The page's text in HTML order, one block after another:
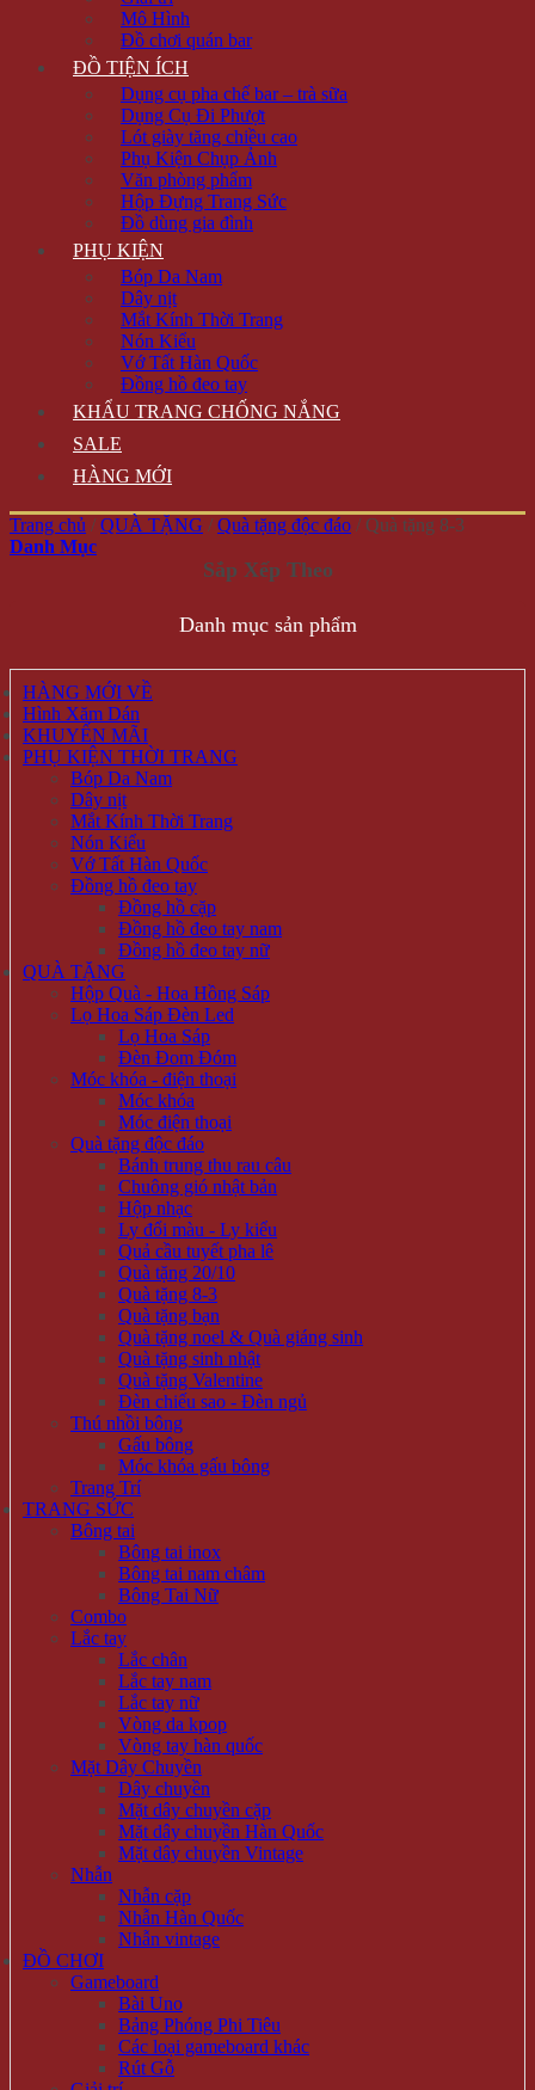
Mô Hình
Đồ chơi quán bar
ĐỒ TIỆN ÍCH
Dụng cụ pha chế bar – trà sữa
Dụng Cụ Đi Phượt
Lót giày tăng chiều cao
Phụ Kiện Chụp Ảnh
Văn phòng phẩm
Hộp Đựng Trang Sức
Đồ dùng gia đình
PHỤ KIỆN
Bóp Da Nam
Dây nịt
Mắt Kính Thời Trang
Nón Kiểu
Vớ Tất Hàn Quốc
Đồng hồ đeo tay
KHẨU TRANG CHỐNG NẮNG
SALE
HÀNG MỚI
Trang chủ / QUÀ TẶNG / Quà tặng độc đáo / Quà tặng 8-3
Danh Mục
Danh mục sản phẩm
HÀNG MỚI VỀ
Hình Xăm Dán
KHUYẾN MÃI
PHỤ KIỆN THỜI TRANG
Bóp Da Nam
Dây nịt
Mắt Kính Thời Trang
Nón Kiểu
Vớ Tất Hàn Quốc
Đồng hồ đeo tay
Đồng hồ cặp
Đồng hồ đeo tay nam
Đồng hồ đeo tay nữ
QUÀ TẶNG
Hộp Quà - Hoa Hồng Sáp
Lọ Hoa Sáp Đèn Led
Lọ Hoa Sáp
Đèn Đom Đóm
Móc khóa - điện thoại
Móc khóa
Móc điện thoại
Quà tặng độc đáo
Bánh trung thu rau câu
Chuông gió nhật bản
Hộp nhạc
Ly đổi màu - Ly kiểu
Quả cầu tuyết pha lê
Quà tặng 20/10
Quà tặng 8-3
Quà tặng bạn
Quà tặng noel & Quà giáng sinh
Quà tặng sinh nhật
Quà tặng Valentine
Đèn chiếu sao - Đèn ngủ
Thú nhồi bông
Gấu bông
Móc khóa gấu bông
Trang Trí
TRANG SỨC
Bông tai
Bông tai inox
Bông tai nam châm
Bông Tai Nữ
Combo
Lắc tay
Lắc chân
Lắc tay nam
Lắc tay nữ
Vòng da kpop
Vòng tay hàn quốc
Mặt Dây Chuyền
Dây chuyền
Mặt dây chuyền cặp
Mặt dây chuyền Hàn Quốc
Mặt dây chuyền Vintage
Nhẫn
Nhẫn cặp
Nhẫn Hàn Quốc
Nhẫn vintage
ĐỒ CHƠI
Gameboard
Bài Uno
Bảng Phóng Phi Tiêu
Các loại gameboard khác
Rút Gỗ